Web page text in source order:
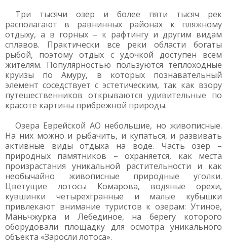
Три тысячи озер и более пяти тысяч рек
располагают в равнинных районах к пляжному
отдыху, а в горных – к рафтингу и другим видам
сплавов. Практически все реки области богаты
рыбой, поэтому отдых с удочкой доступен всем
жителям. Популярностью пользуются теплоходные
круизы по Амуру, в которых познавательный
элемент соседствует с эстетическим, так как взору
путешественников открываются удивительные по
красоте картины прибрежной природы.
Озера Еврейской АО небольшие, но живописные.
На них можно и рыбачить, и купаться, и развивать
активные виды отдыха на воде. Часть озер –
природных памятников – охраняется, как места
произрастания уникальной растительности и как
необычайно живописные природные уголки.
Цветущие лотосы Комарова, водяные орехи,
кувшинки четырехгранные и малые кубышки
привлекают внимание туристов к озерам: Утиное,
Маньчжурка и Лебединое, на берегу которого
оборудовали площадку для осмотра уникального
объекта «Заросли лотоса».